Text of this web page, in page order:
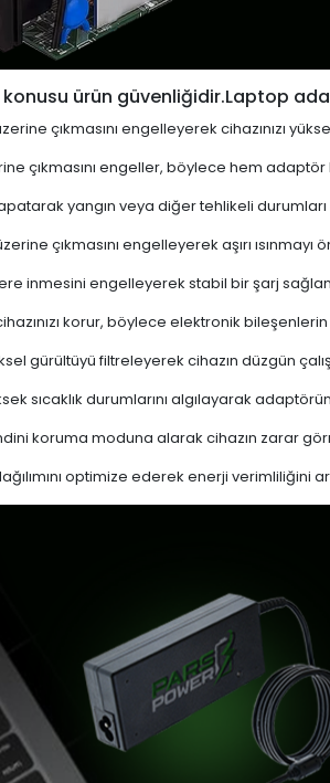
konusu ürün güvenliğidir.Laptop
çıkmasını engelleyerek cihazınızı
çıkmasını engeller, böylece hem
yangın veya diğer tehlikeli durumları
çıkmasını engelleyerek aşırı ısınmayı
inmesini engelleyerek stabil bir şarj
korur, böylece elektronik
gürültüyü filtreleyerek cihazın düzgün
sıcaklık durumlarını algılayarak
koruma moduna alarak cihazın zarar
optimize ederek enerji verimliliğini